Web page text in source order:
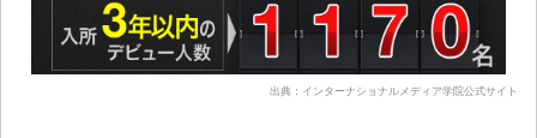
出典：インターナショナルメディア学院公式サイト